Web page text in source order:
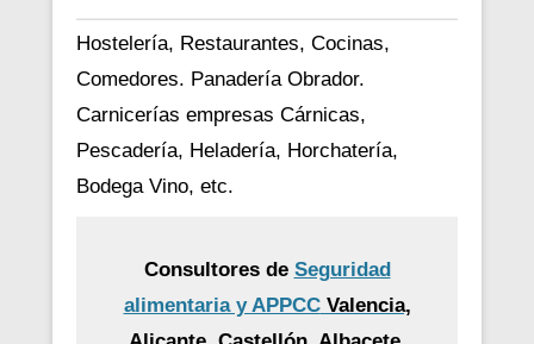
Hostelería, Restaurantes, Cocinas,
Comedores. Panadería Obrador.
Carnicerías empresas Cárnicas,
Pescadería, Heladería, Horchatería,
Bodega Vino, etc.
Consultores de Seguridad
alimentaria y APPCCValencia,